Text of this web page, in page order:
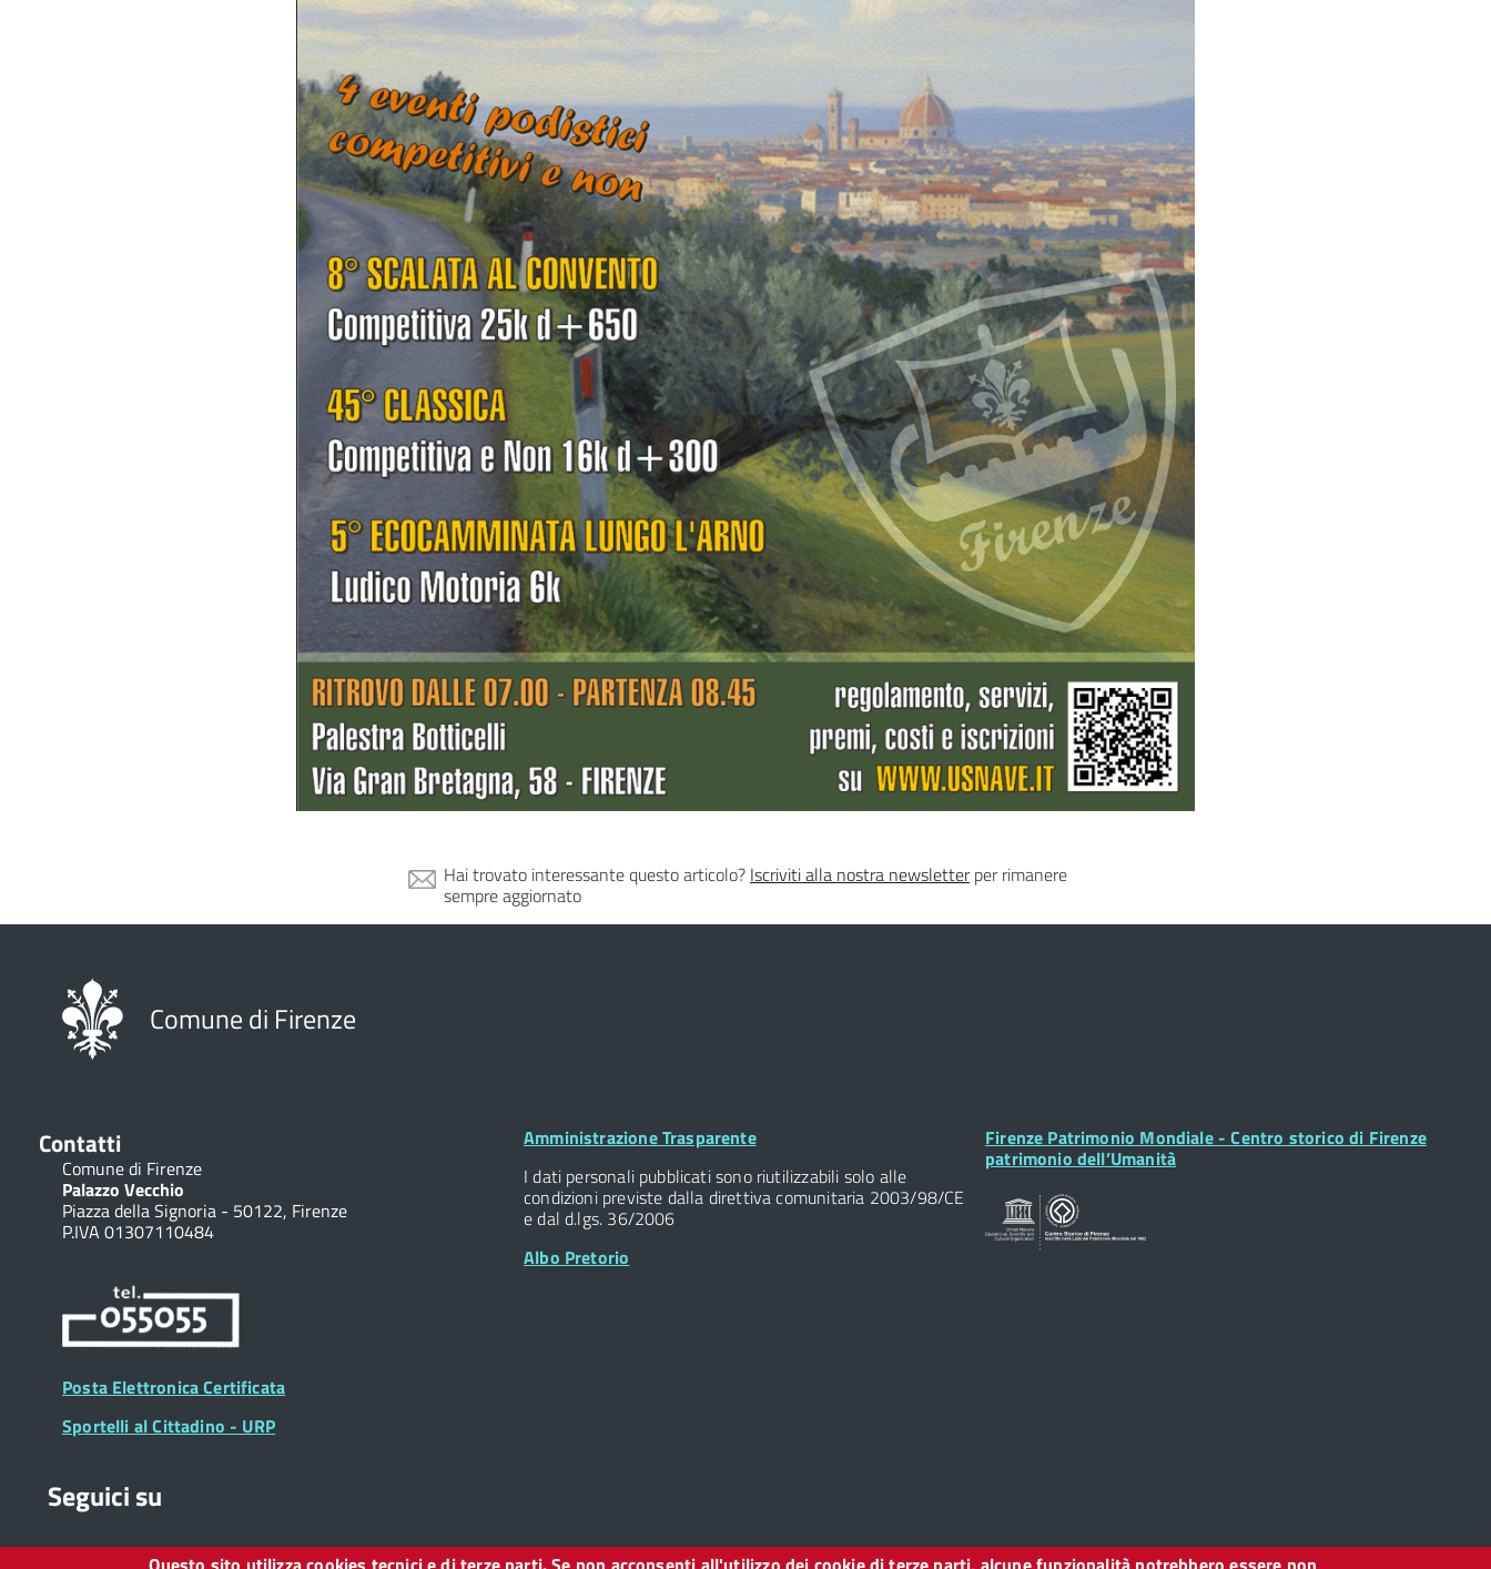
Hai trovato interessante questo articolo? Iscriviti alla nostra newsletterper rimanere
sempre aggiornato
Comune di Firenze
Contatti
Comune di Firenze
Palazzo Vecchio
Piazza della Signoria - 50122, Firenze
P.IVA 01307110484
Posta Elettronica Certificata
Sportelli al Cittadino - URP
Footer
Amministrazione Trasparente
I dati personali pubblicati sono riutilizzabili solo alle
condizioni previste dalla direttiva comunitaria 2003/98/CE
e dal d.lgs. 36/2006
Albo Pretorio
Footer
Widget
Firenze Patrimonio Mondiale - Centro storico di Firenze
patrimonio dell’Umanità
Seguici su